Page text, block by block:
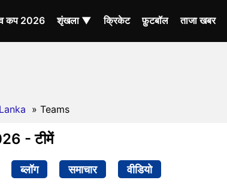
कप 2026 शृंखला ▼ क्रिकेट फ़ुटबॉल ताजा खबर
» Teams
- टीमें
ब्लॉग समाचार वीडियो